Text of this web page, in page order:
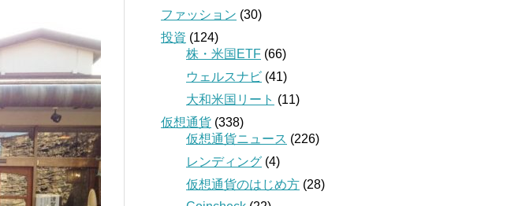
ファッション (30)
投資 (124)
株・米国ETF (66)
ウェルスナビ (41)
大和米国リート (11)
仮想通貨 (338)
仮想通貨ニュース (226)
レンディング (4)
仮想通貨のはじめ方 (28)